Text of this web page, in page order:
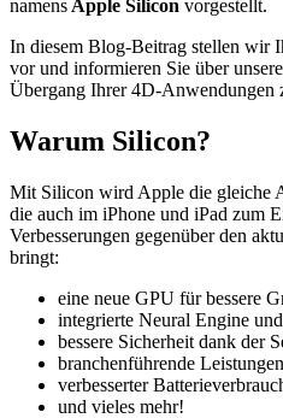
namens Apple Silicon vorgestellt.
In diesem Blog-Beitrag stellen wir
vor und informieren Sie über
Übergang Ihrer 4D-Anwendungen
Warum Silicon?
Mit Silicon wird Apple die gleiche
die auch im iPhone und iPad zum
Verbesserungen gegenüber den
bringt:
eine neue GPU für bessere
integrierte Neural Engine
bessere Sicherheit dank der
branchenführende
verbesserter
und vieles mehr!